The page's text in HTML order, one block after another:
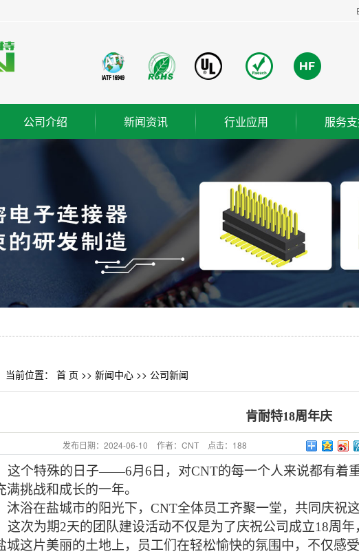
角
公司介绍
经营理念
组织架构
荣誉资质
新闻资讯
公司新闻
技术知识
行业应用
成功案例
服务
当前位置： 首 页 >> 新闻中心 >> 公司新闻
肯耐特18周年庆
发布日期： 2024-06-10 作者： CNT 点击： 188
这个特殊的日子——6月6日，对CNT的每一个人来说都有着
满挑战和成长的一年。
沐浴在盐城市的阳光下， CNT全体员工齐聚一堂，共同庆祝
这次为期2天的团队建设活动不仅是为了庆祝公司成立18周
城这片美丽的土地上，员工们在轻松愉快的氛围中，不仅感